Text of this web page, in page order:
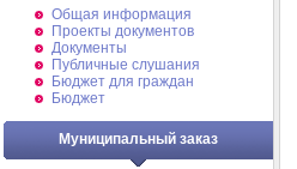
Общая информация
Проекты документов
Документы
Публичные слушания
Бюджет для граждан
Бюджет
Муниципальный заказ